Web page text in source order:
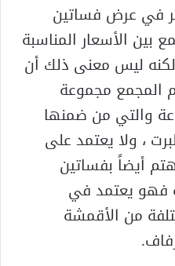
في عرض فساتين
بين الأسعار المناسبة
ليس معنى ذلك أن
المجمع مجموعة
والتي من ضمنها
، ولا يعتمد على
أيضاً بفساتين
فهو يعتمد في
من الأقمشة